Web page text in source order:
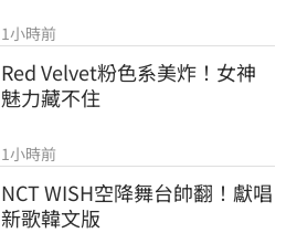
1小時前
Red Velvet粉色系美炸！女神
魅力藏不住
1小時前
NCT WISH空降舞台帥翻！獻唱
新歌韓文版